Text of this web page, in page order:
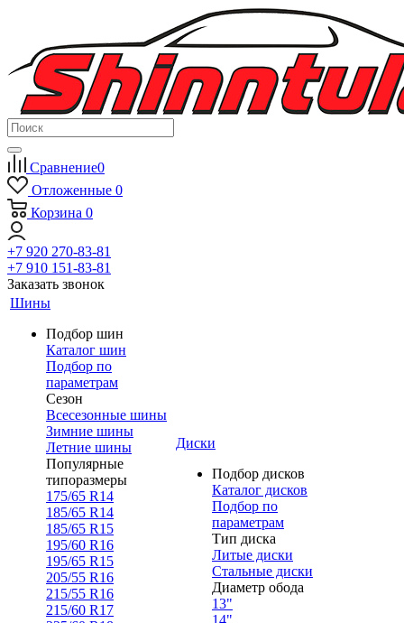
Сравнение0
Отложенные 0
Корзина 0
+7 920 270-83-81
+7 910 151-83-81
Заказать звонок
Шины
Подбор шин
Каталог шин
Подбор по
параметрам
Сезон
Всесезонные шины
Зимние шины
Летние шины
Популярные
типоразмеры
175/65 R14
185/65 R14
185/65 R15
195/60 R16
195/65 R15
205/55 R16
215/55 R16
215/60 R17
Диски
Подбор дисков
Каталог дисков
Подбор по
параметрам
Тип диска
Литые диски
Стальные диски
Диаметр обода
13"
14"